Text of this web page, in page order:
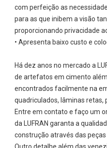
com perfeição as
para as que inibem a visão
proporcionando privacidade
• Apresenta baixo custo e
Há dez anos no mercado a
de artefatos em cimento
encontrados facilmente na
quadriculados, lâminas retas,
Entre em contato e faço um
da LUFRAN garanta a
construção através das